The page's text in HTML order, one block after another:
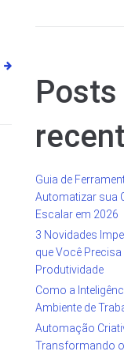
Posts
Guia de
Automatizar sua
Escalar em 2026
3 Novidades
que Você
Produtividade
Como a
Ambiente de
Automação
Transformando